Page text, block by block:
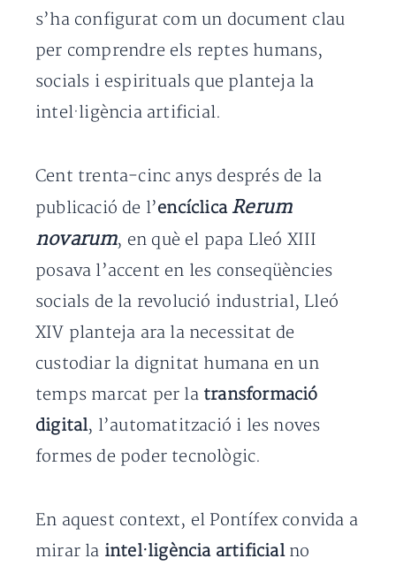
s’ha configurat com un document clau
per comprendre els reptes humans,
socials i espirituals que planteja la
intel·ligència artificial.
Cent trenta-cinc anys després de la
publicació de l’encíclicaRerum
novarum, en què el papa Lleó XIII
posava l’accent en les conseqüències
socials de la revolució industrial, Lleó
XIV planteja ara la necessitat de
custodiar la dignitat humana en un
temps marcat per la transformació
digital, l’automatització i les noves
formes de poder tecnològic.
En aquest context, el Pontífex convida a
mirar la intel·ligència artificial no